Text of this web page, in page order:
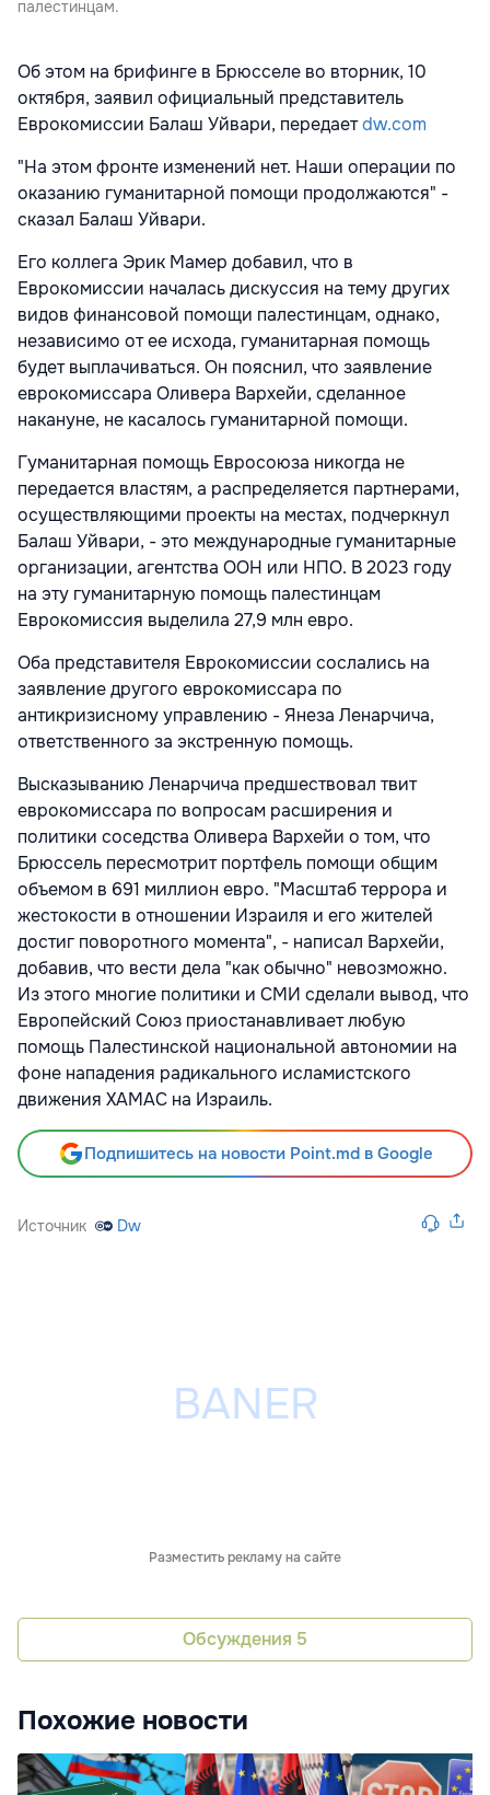
палестинцам.
Об этом на брифинге в Брюсселе во вторник, 10
октября, заявил официальный представитель
Еврокомиссии Балаш Уйвари, передаетdw.com
"На этом фронте изменений нет. Наши операции по
оказанию гуманитарной помощи продолжаются" -
сказал Балаш Уйвари.
Его коллега Эрик Мамер добавил, что в
Еврокомиссии началась дискуссия на тему других
видов финансовой помощи палестинцам, однако,
независимо от ее исхода, гуманитарная помощь
будет выплачиваться. Он пояснил, что заявление
еврокомиссара Оливера Вархейи, сделанное
накануне, не касалось гуманитарной помощи.
Гуманитарная помощь Евросоюза никогда не
передается властям, а распределяется партнерами,
осуществляющими проекты на местах, подчеркнул
Балаш Уйвари, - это международные гуманитарные
организации, агентства ООН или НПО. В 2023 году
на эту гуманитарную помощь палестинцам
Еврокомиссия выделила 27,9 млн евро.
Оба представителя Еврокомиссии сослались на
заявление другого еврокомиссара по
антикризисному управлению - Янеза Ленарчича,
ответственного за экстренную помощь.
Высказыванию Ленарчича предшествовал твит
еврокомиссара по вопросам расширения и
политики соседства Оливера Вархейи о том, что
Брюссель пересмотрит портфель помощи общим
объемом в 691 миллион евро. "Масштаб террора и
жестокости в отношении Израиля и его жителей
достиг поворотного момента", - написал Вархейи,
добавив, что вести дела "как обычно" невозможно.
Из этого многие политики и СМИ сделали вывод, что
Европейский Союз приостанавливает любую
помощь Палестинской национальной автономии на
фоне нападения радикального исламистского
движения ХАМАС на Израиль.
Подпишитесь на новости Point.md в Google
Источник Dw
Разместить рекламу на сайте
Обсуждения 5
Похожие новости